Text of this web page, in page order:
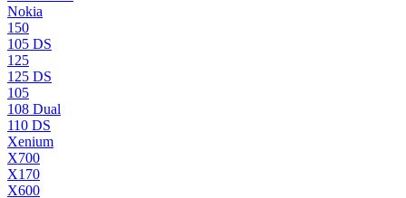
Nokia
150
105 DS
125
125 DS
105
108 Dual
110 DS
Xenium
X700
X170
X600